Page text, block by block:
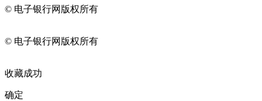
© 电子银行网版权所有
© 电子银行网版权所有
收藏成功
确定